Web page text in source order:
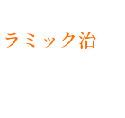
ミック治